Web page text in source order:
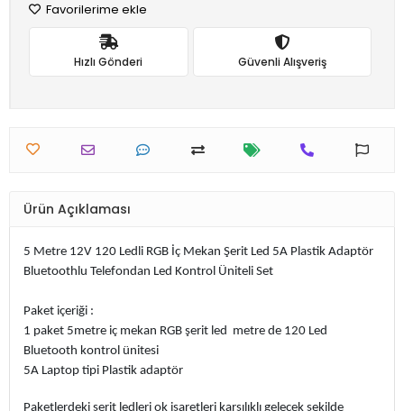
Favorilerime ekle
Hızlı Gönderi Güvenli Alışveriş
Ürün Açıklaması
5 Metre 12V 120 Ledli RGB İç Mekan Şerit Led 5A Plastik Adaptör
Bluetoothlu Telefondan Led Kontrol Üniteli Set
Paket içeriği :
1 paket 5metre iç mekan RGB şerit led metre de 120 Led
Bluetooth kontrol ünitesi
5A Laptop tipi Plastik adaptör
Paketlerdeki şerit ledleri ok işaretleri karşılıklı gelecek şekilde